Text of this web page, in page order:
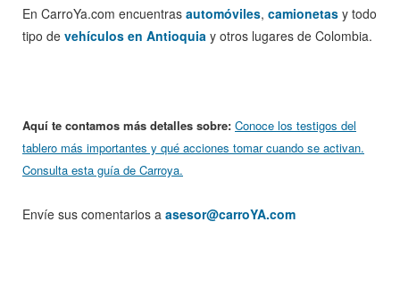
En CarroYa.com encuentras automóviles, camionetas y todo
tipo de vehículos en Antioquia y otros lugares de Colombia.
Aquí te contamos más detalles sobre: Conoce los testigos del
tablero más importantes y qué acciones tomar cuando se activan.
Consulta esta guía de Carroya.
Envíe sus comentarios a asesor@carroYA.com